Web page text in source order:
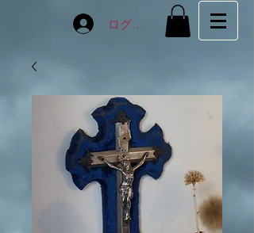
ログイン